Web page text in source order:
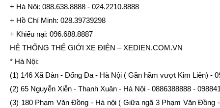
+ Hà Nội: 088.638.8888 - 024.2210.8888
+ Hồ Chí Minh: 028.39739298
+ Khiếu nại: 096.688.8887
HỆ THỐNG THẾ GIỚI XE ĐIỆN – XEDIEN.COM.VN
* Hà Nội:
(1) 146 Xã Đàn - Đống Đa - Hà Nội ( Gần hầm vượt Kim Liên) -
(2) 65 Nguyễn Xiễn - Thanh Xuân - Hà Nội - 0886388888 -
(3) 180 Phạm Văn Đồng - Hà nội ( Giữa ngã 3 Phạm Văn Đồng